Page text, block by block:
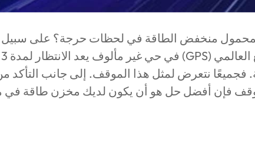
منخفض الطاقة في لحظات حرجة؟ على سبيل
نتعرض لمثل هذا الموقف. إلى جانب التأكد
فإن أفضل حل هو أن يكون لديك مخزن طاقة في